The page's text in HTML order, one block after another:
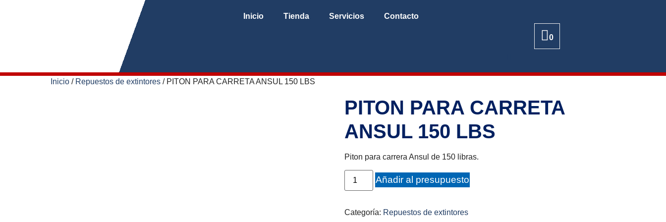
Inicio Tienda Servicios Contacto
0
Inicio / Repuestos de extintores / PITON PARA CARRETA ANSUL 150 LBS
PITON PARA CARRETA
ANSUL 150 LBS
Piton para carrera Ansul de 150 libras.
Añadir al presupuesto
Categoría: Repuestos de extintores